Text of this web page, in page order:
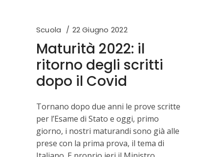
Scuola 22 Giugno 2022
Maturità 2022: il
ritorno degli scritti
dopo il Covid
Tornano dopo due anni le prove scritte
per l’Esame di Stato e oggi, primo
giorno, i nostri maturandi sono già alle
prese con la prima prova, il tema di